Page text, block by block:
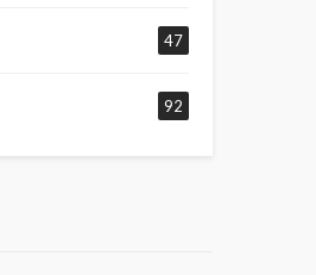
47
92